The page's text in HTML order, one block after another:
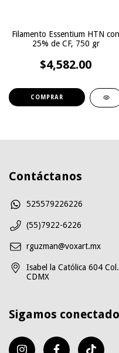
Filamento Essentium HTN con
25% de CF, 750 gr
$4,582.00
COMPRAR
Contáctanos
525579226226
(55)7922-6226
rguzman@voxart.mx
Isabel la Católica 604
CDMX
Sigamos